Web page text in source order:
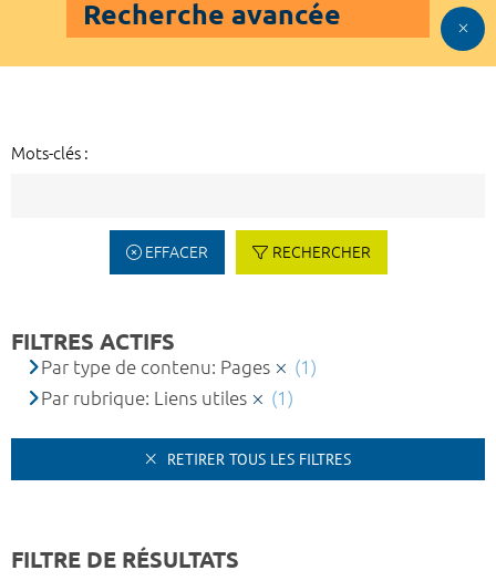
Recherche avancée
Mots-clés :
EFFACER RECHERCHER
FILTRES ACTIFS
Par type de contenu: Pages
(1)
Par rubrique: Liens utiles
(1)
RETIRER TOUS LES FILTRES
FILTRE DE RÉSULTATS